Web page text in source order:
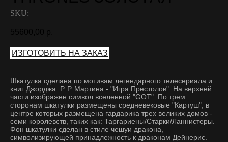
SKU:
ИЗГОТОВИТЬ НА ЗАКАЗ
Шкатулка сделана по мотивам легендарного телесериала и
книг Джорджа. Р. Р. Мартина - "Игра Престолов". На верхней
части изображен символ вселенной "GOT". По трем
сторонам шкатулки размещены средневековые "Картуш", в
центре которых размещена гардарика трех великих домов -
семи королевств, таких как: Таргариены/Старки/Ланнистеры.
Фон шкатулки сделан в стиле чешуи дракона,
символизирующей принадлежность к драконам Дейнерис.